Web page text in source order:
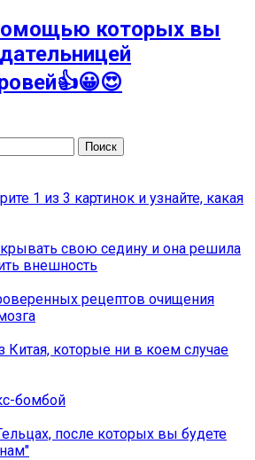
которых вы
1 из 3 картинок и узнайте, какая
свою седину и она решила
внешность
рецептов очищения
Китая, которые ни в коем случае
бомбой
после которых вы будете